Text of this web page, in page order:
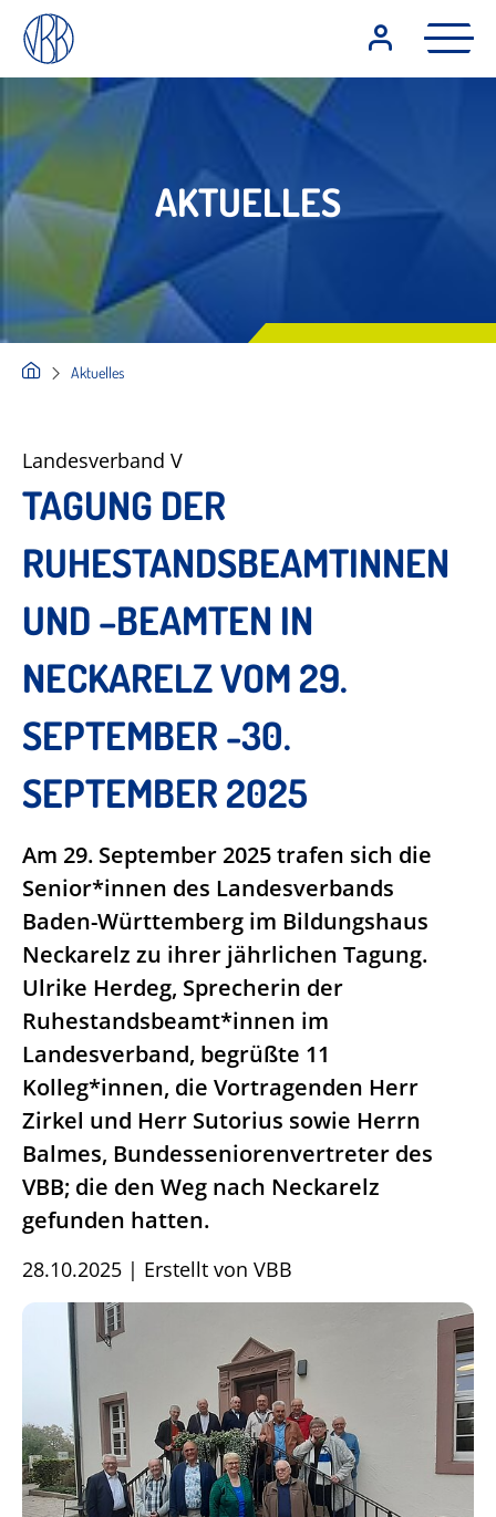
AKTUELLES
Aktuelles
Landesverband V
TAGUNG DER
RUHESTANDSBEAMTINNEN
UND –BEAMTEN IN
NECKARELZ VOM 29.
SEPTEMBER -30.
SEPTEMBER 2025
Am 29. September 2025 trafen sich die
Senior*innen des Landesverbands
Baden-Württemberg im Bildungshaus
Neckarelz zu ihrer jährlichen Tagung.
Ulrike Herdeg, Sprecherin der
Ruhestandsbeamt*innen im
Landesverband, begrüßte 11
Kolleg*innen, die Vortragenden Herr
Zirkel und Herr Sutorius sowie Herrn
Balmes, Bundesseniorenvertreter des
VBB; die den Weg nach Neckarelz
gefunden hatten.
28.10.2025 | Erstellt von VBB